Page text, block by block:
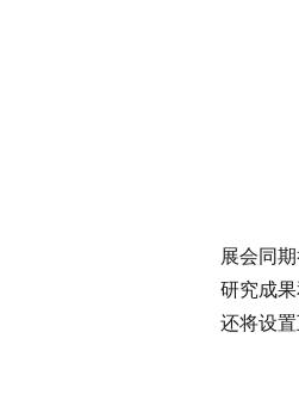
展会同
研究成
还将设